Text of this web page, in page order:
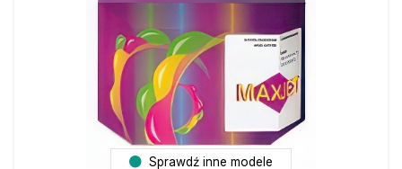
Sprawdź inne modele